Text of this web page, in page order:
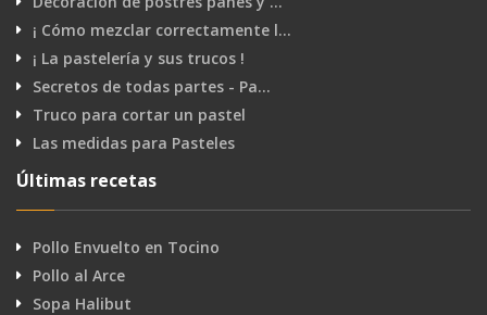
¡ Cómo mezclar correctamente l…
¡ La pastelería y sus trucos !
Secretos de todas partes - Pa…
Truco para cortar un pastel
Las medidas para Pasteles
Últimas recetas
Pollo Envuelto en Tocino
Pollo al Arce
Sopa Halibut